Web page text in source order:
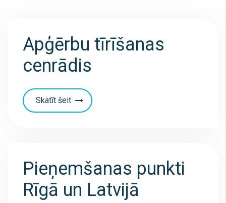
Apģērbu tīrīšanas
cenrādis
Skatīt šeit
Pieņemšanas punkti
Rīgā un Latvijā